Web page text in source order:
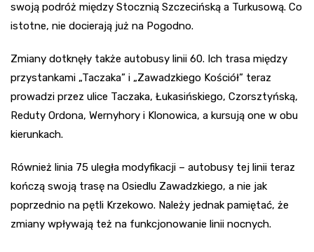
swoją podróż między Stocznią Szczecińską a Turkusową. Co
istotne, nie docierają już na Pogodno.
Zmiany dotknęły także autobusy linii 60. Ich trasa między
przystankami „Taczaka” i „Zawadzkiego Kościół” teraz
prowadzi przez ulice Taczaka, Łukasińskiego, Czorsztyńską,
Reduty Ordona, Wernyhory i Klonowica, a kursują one w obu
kierunkach.
Również linia 75 uległa modyfikacji – autobusy tej linii teraz
kończą swoją trasę na Osiedlu Zawadzkiego, a nie jak
poprzednio na pętli Krzekowo. Należy jednak pamiętać, że
zmiany wpływają też na funkcjonowanie linii nocnych.